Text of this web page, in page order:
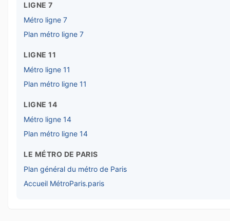
LIGNE 7
Métro ligne 7
Plan métro ligne 7
LIGNE 11
Métro ligne 11
Plan métro ligne 11
LIGNE 14
Métro ligne 14
Plan métro ligne 14
LE MÉTRO DE PARIS
Plan général du métro de Paris
Accueil MétroParis.paris